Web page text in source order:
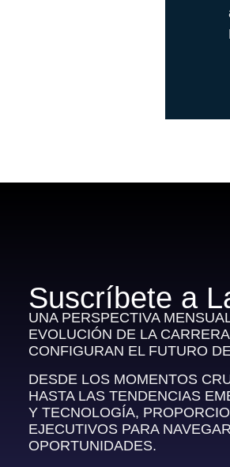
Suscríbete a
UNA PERSPECTIVA
EVOLUCIÓN DE LA
CONFIGURAN EL FUTURO
DESDE LOS MOMENTOS
HASTA LAS TENDENCIAS
Y TECNOLOGÍA,
EJECUTIVOS PARA
OPORTUNIDADES.